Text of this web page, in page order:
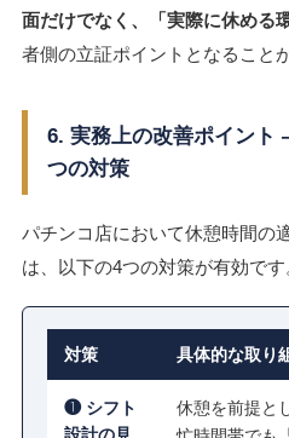
面だけでなく、「実際に休める
者側の立証ポイントとなること
6. 実務上の改善ポイン
つの対策
パチンコ店において休憩時間の
は、以下の4つの対策が有効です
対策 具体的な取り
❶ シフト
休憩を前提と